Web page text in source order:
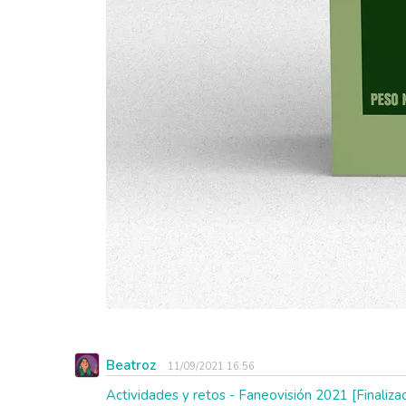
Beatroz 11/09/2021 16:56
Actividades y retos - Faneovisión 2021